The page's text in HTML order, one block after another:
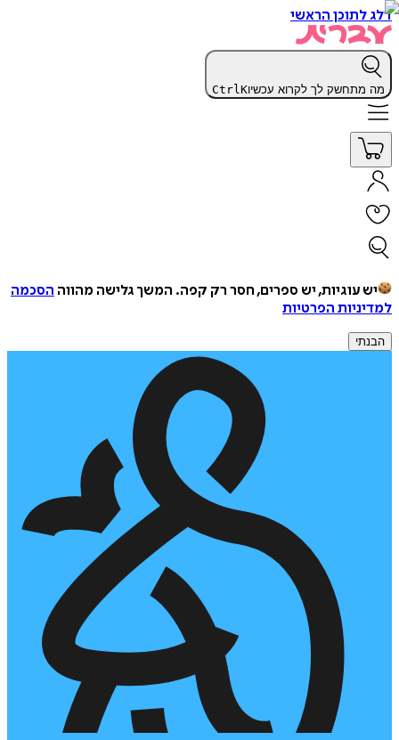
דלג לתוכן הראשי
מה מתחשק לך לקרוא עכשיו CtrlK
יש עוגיות, יש ספרים, חסר רק קפה. המשך גלישה מהווה הסכמה
למדיניות הפרטיות
הבנתי